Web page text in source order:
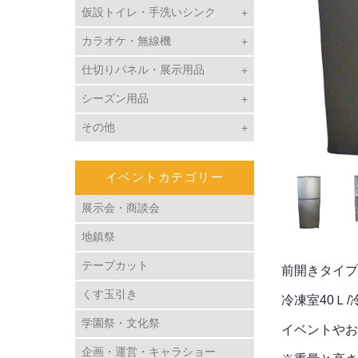
仮設トイレ・手洗いシンク
カラオケ・無線機
仕切りパネル・展示用品
シーズン用品
その他
イベントカテゴリー
展示会・商談会
地鎮祭
テープカット
くす玉引き
学園祭・文化祭
企画・運営・キャラショー
前開きタイ
冷凍室40Ｌ/
イベントや